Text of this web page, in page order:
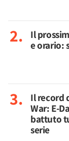
Il
e orario:
Il record
War: E-
battuto
serie